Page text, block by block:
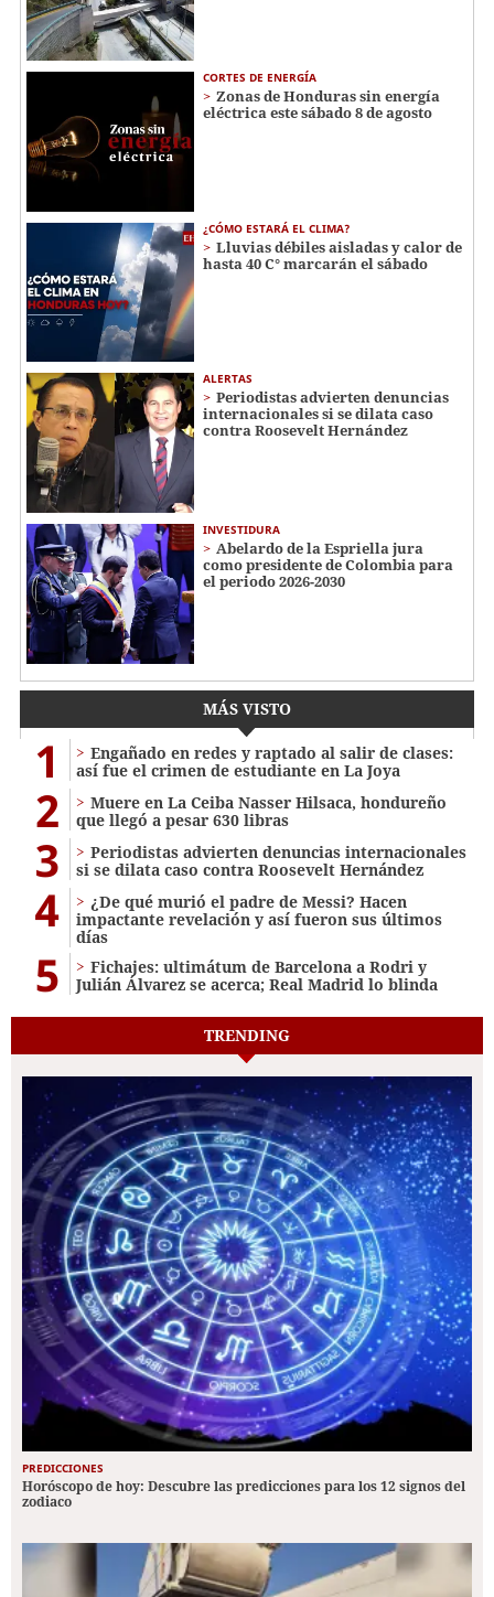
CORTES DE ENERGÍA
Zonas de Honduras sin energía
eléctrica este sábado 8 de agosto
¿CÓMO ESTARÁ EL CLIMA?
Lluvias débiles aisladas y calor de
hasta 40 C° marcarán el sábado
ALERTAS
Periodistas advierten denuncias
internacionales si se dilata caso
contra Roosevelt Hernández
INVESTIDURA
Abelardo de la Espriella jura
como presidente de Colombia para
el periodo 2026-2030
MÁS VISTO
1
Engañado en redes y raptado al salir de clases:
así fue el crimen de estudiante en La Joya
2
Muere en La Ceiba Nasser Hilsaca, hondureño
que llegó a pesar 630 libras
3
Periodistas advierten denuncias internacionales
si se dilata caso contra Roosevelt Hernández
4
¿De qué murió el padre de Messi? Hacen
impactante revelación y así fueron sus últimos
días
5
Fichajes: ultimátum de Barcelona a Rodri y
Julián Álvarez se acerca; Real Madrid lo blinda
TRENDING
PREDICCIONES
Horóscopo de hoy: Descubre las predicciones para los 12 signos del
zodiaco